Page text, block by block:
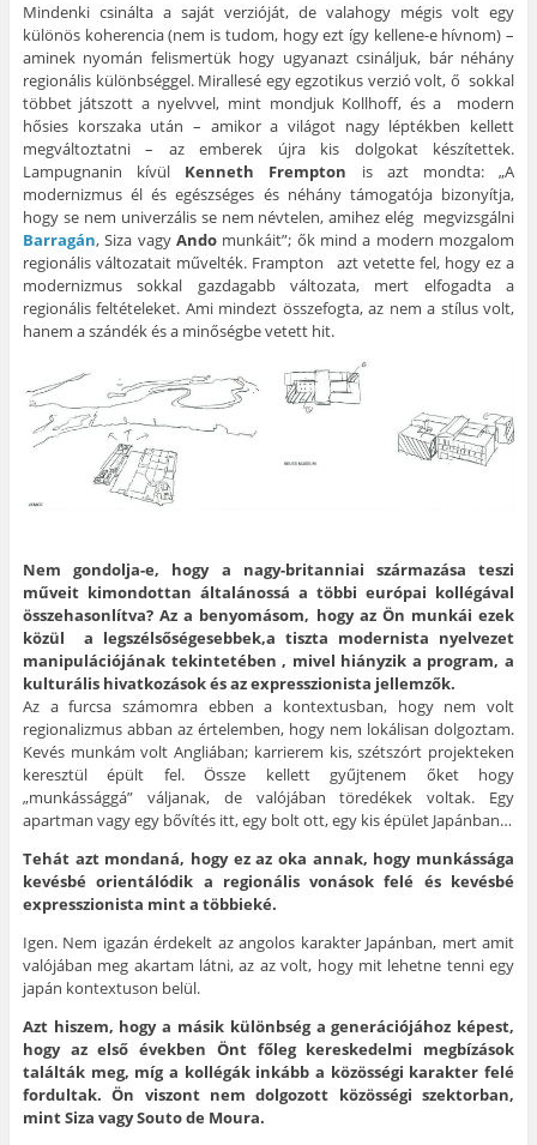
Mindenki csinálta a saját verzióját, de valahogy mégis volt egy
különös koherencia (nem is tudom, hogy ezt így kellene-e hívnom) –
aminek nyomán felismertük hogy ugyanazt csináljuk, bár néhány
regionális különbséggel. Mirallesé egy egzotikus verzió volt, ő sokkal
többet játszott a nyelvvel, mint mondjuk Kollhoff, és a modern
hősies korszaka után – amikor a világot nagy léptékben kellett
megváltoztatni – az emberek újra kis dolgokat készítettek.
Lampugnanin kívül Kenneth Frempton is azt mondta: „A
modernizmus él és egészséges és néhány támogatója bizonyítja,
hogy se nem univerzális se nem névtelen, amihez elég megvizsgálni
Barragán, Siza vagy Ando munkáit”; ők mind a modern mozgalom
regionális változatait művelték. Frampton azt vetette fel, hogy ez a
modernizmus sokkal gazdagabb változata, mert elfogadta a
regionális feltételeket. Ami mindezt összefogta, az nem a stílus volt,
hanem a szándék és a minőségbe vetett hit.
Nem gondolja-e, hogy a nagy-britanniai származása teszi
műveit kimondottan általánossá a többi európai kollégával
összehasonlítva? Az a benyomásom, hogy az Ön munkái ezek
közül a legszélsőségesebbek,a tiszta modernista nyelvezet
manipulációjának tekintetében , mivel hiányzik a program, a
kulturális hivatkozások és az expresszionista jellemzők.
Az a furcsa számomra ebben a kontextusban, hogy nem volt
regionalizmus abban az értelemben, hogy nem lokálisan dolgoztam.
Kevés munkám volt Angliában; karrierem kis, szétszórt projekteken
keresztül épült fel. Össze kellett gyűjtenem őket hogy
„munkássággá” váljanak, de valójában töredékek voltak. Egy
apartman vagy egy bővítés itt, egy bolt ott, egy kis épület Japánban…
Tehát azt mondaná, hogy ez az oka annak, hogy munkássága
kevésbé orientálódik a regionális vonások felé és kevésbé
expresszionista mint a többieké.
Igen. Nem igazán érdekelt az angolos karakter Japánban, mert amit
valójában meg akartam látni, az az volt, hogy mit lehetne tenni egy
japán kontextuson belül.
Azt hiszem, hogy a másik különbség a generációjához képest,
hogy az első években Önt főleg kereskedelmi megbízások
találták meg, míg a kollégák inkább a közösségi karakter felé
fordultak. Ön viszont nem dolgozott közösségi szektorban,
mint Siza vagy Souto de Moura.